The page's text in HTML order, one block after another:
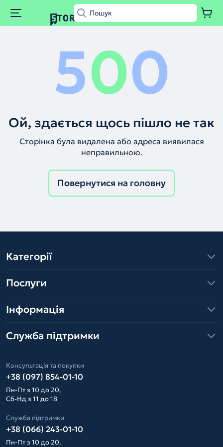
500
Ой, здається щось пішло не так
Сторінка була видалена або адреса виявилася
неправильною.
Повернутися на головну
Категорії
Послуги
Інформація
Служба підтримки
Консультація та покупки
+38 (097) 854-01-10
Пн-Пт з 10 до 20,
Сб-Нд з 11 до 18
Служба підтримки
+38 (066) 243-01-10
Пн-Пт з 10 до 20,